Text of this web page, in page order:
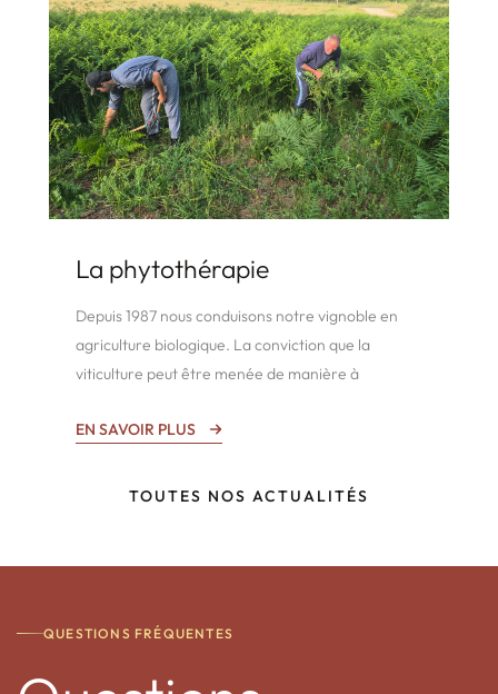
La phytothérapie
Depuis 1987 nous conduisons notre vignoble en
agriculture biologique. La conviction que la
viticulture peut être menée de manière à
EN SAVOIR PLUS
TOUTES NOS ACTUALITÉS
QUESTIONS FRÉQUENTES